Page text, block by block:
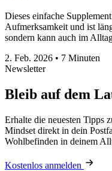
Dieses einfache
Aufmerksamkeit und ist
sondern kann auch im
2. Feb. 2026 • 7 Minuten
Newsletter
Bleib auf dem
Erhalte die neuesten Tipps
Mindset direkt in dein
Wohlbefinden in deinem
Kostenlos anmelden